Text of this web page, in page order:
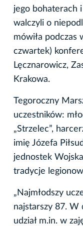
jego bohaterach
walczyli o
mówiła podczas
czwartek)
Lęcznarowicz,
Krakowa.
Tegoroczny
uczestników:
„Strzelec”,
imię Józefa
jednostek
tradycje
„Najmłodszy
najstarszy 87. W
udział m.in. w